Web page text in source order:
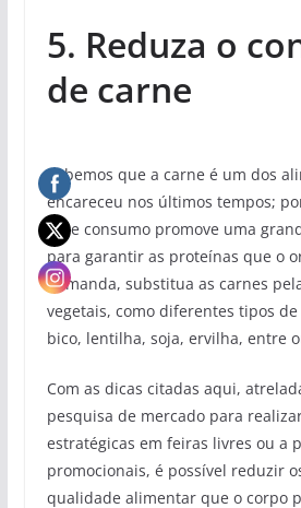
5. Reduza o
de carne
Sabemos que a carne é um dos
encareceu nos últimos tempos;
esse consumo promove uma
para garantir as proteínas que o
demanda, substitua as carnes
vegetais, como diferentes tipos
bico, lentilha, soja, ervilha, entre
Com as dicas citadas aqui,
pesquisa de mercado para
estratégicas em feiras livres ou a
promocionais, é possível reduzir
qualidade alimentar que o corpo